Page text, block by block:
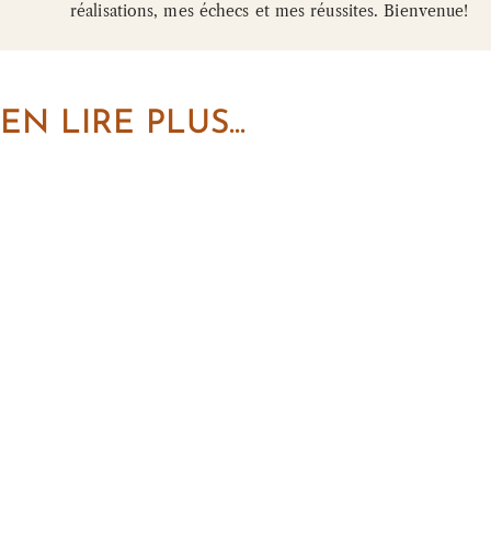
réalisations, mes échecs et mes réussites. Bienvenue!
EN LIRE PLUS...